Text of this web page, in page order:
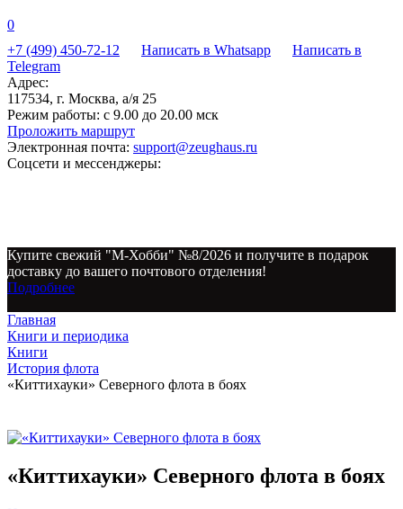
0
+7 (499) 450-72-12
Написать в Whatsapp
Написать в
Telegram
Адрес:
117534, г. Москва, а/я 25
Режим работы: с 9.00 до 20.00 мск
Проложить маршрут
Электронная почта: support@zeughaus.ru
Соцсети и мессенджеры:
Купите свежий "М-Хобби" №8/2026 и получите в подарок
доставку до вашего почтового отделения!
Подробнее
Главная
Книги и периодика
Книги
История флота
«Киттихауки» Северного флота в боях
«Киттихауки» Северного флота в боях